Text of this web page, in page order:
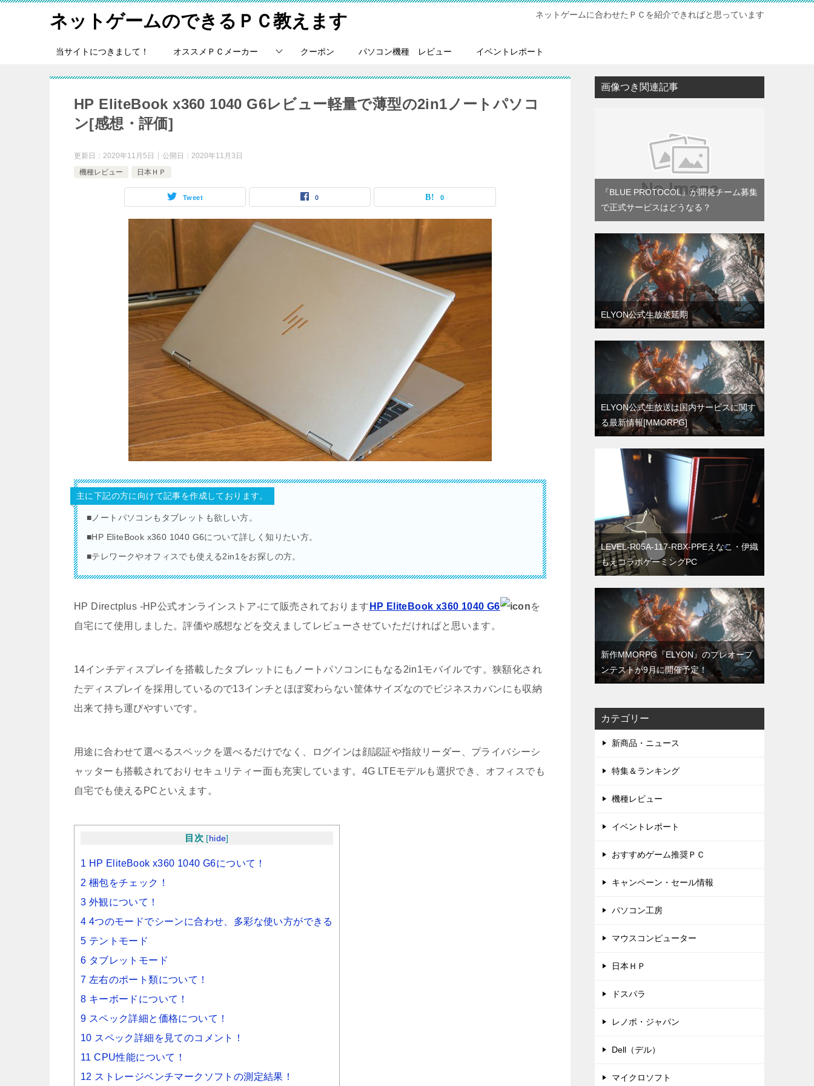
ネットゲームのできるＰＣ教えます ネットゲームに合わせたＰＣを紹介できればと思っています
当サイトにつきまして！ オススメＰＣメーカー クーポン パソコン機種 レビュー イベントレポート
HP EliteBook x360 1040 G6レビュー軽量で薄型の2in1ノートパソコ
ン[感想・評価]
更新日： 2020年11月5日 公開日： 2020年11月3日
機種レビュー
日本ＨＰ
Tweet 0 0
主に下記の方に向けて記事を作成しております。
■ノートパソコンもタブレットも欲しい方。
■HP EliteBook x360 1040 G6について詳しく知りたい方。
■テレワークやオフィスでも使える2in1をお探しの方。
HP Directplus -HP公式オンラインストア-にて販売されております HP EliteBook x360 1040 G6
を
自宅にて使用しました。評価や感想などを交えましてレビューさせていただければと思います。
14インチディスプレイを搭載したタブレットにもノートパソコンにもなる2in1モバイルです。狭額化され
たディスプレイを採用しているので13インチとほぼ変わらない筐体サイズなのでビジネスカバンにも収納
出来て持ち運びやすいです。
用途に合わせて選べるスペックを選べるだけでなく、ログインは顔認証や指紋リーダー、プライバシーシ
ャッターも搭載されておりセキュリティー面も充実しています。4G LTEモデルも選択でき、オフィスでも
自宅でも使えるPCといえます。
目次 [ hide]
1 HP EliteBook x360 1040 G6について！
2 梱包をチェック！
3 外観について！
4 4つのモードでシーンに合わせ、多彩な使い方ができる
5 テントモード
6 タブレットモード
7 左右のポート類について！
8 キーボードについて！
9 スペック詳細と価格について！
10 スペック詳細を見てのコメント！
11 CPU性能について！
12 ストレージベンチマークソフトの測定結果！
画像つき関連記事
『BLUE PROTOCOL』が開発チーム募集
で正式サービスはどうなる？
ELYON公式生放送延期
ELYON公式生放送は国内サービスに関す
る最新情報[MMORPG]
LEVEL-R05A-117-RBX-PPEえなこ・伊織
もえコラボゲーミングPC
新作MMORPG『ELYON』のプレオープ
ンテストが9月に開催予定！
カテゴリー
新商品・ニュース
特集＆ランキング
機種レビュー
イベントレポート
おすすめゲーム推奨ＰＣ
キャンペーン・セール情報
パソコン工房
マウスコンピューター
日本ＨＰ
ドスパラ
レノボ・ジャパン
Dell（デル）
マイクロソフト